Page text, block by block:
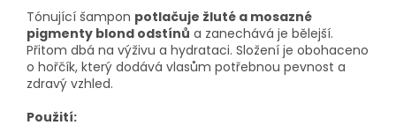
Tónující šampon potlačuje žluté a mosazné
pigmenty blond odstínů a zanechává je bělejší.
Přitom dbá na výživu a hydrataci. Složení je obohaceno
o hořčík, který dodává vlasům potřebnou pevnost a
zdravý vzhled.
Použití: